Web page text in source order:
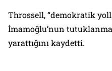
Throssell, “demokratik
İmamoğlu’nun
yarattığını kaydetti.